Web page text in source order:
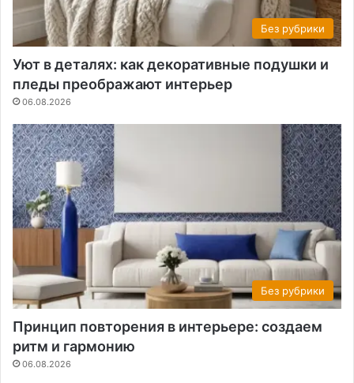
Без рубрики
Уют в деталях: как декоративные подушки и
пледы преображают интерьер
06.08.2026
Без рубрики
Принцип повторения в интерьере: создаем
ритм и гармонию
06.08.2026